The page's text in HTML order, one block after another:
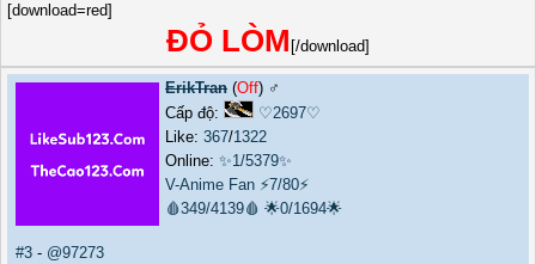
[download=red]
ĐỎ LÒM [/download]
ErikTran (Off) ♂️
Cấp độ:
♡2697♡
Like: 367/1322
Online: ✨1/5379✨
V-Anime Fan ⚡7/80⚡
🩸349/4139🩸 🌟0/1694🌟
#3 - @97273